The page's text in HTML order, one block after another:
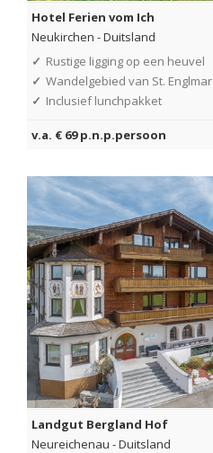
Hotel Ferien vom Ich
Neukirchen -Duitsland
✓ Rustige ligging op een heuvel
✓ Wandelgebied van St. Englmar
✓ Inclusief lunchpakket
v.a. € 69 p.n.p.persoon
Landgut Bergland Hof
Neureichenau -Duitsland